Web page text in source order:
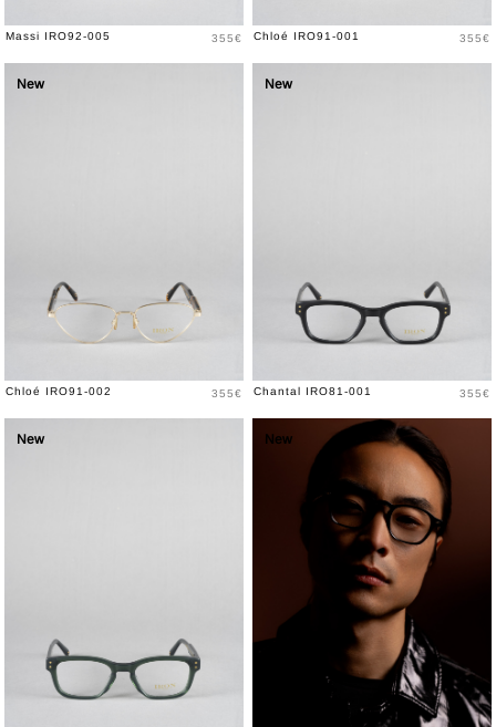
Massi IRO92-005 Prix
355€ Chloé IRO91-001 Prix
355€
New
Chloé IRO91-002 Prix
355€
New
Chantal IRO81-001 Prix
355€
New New